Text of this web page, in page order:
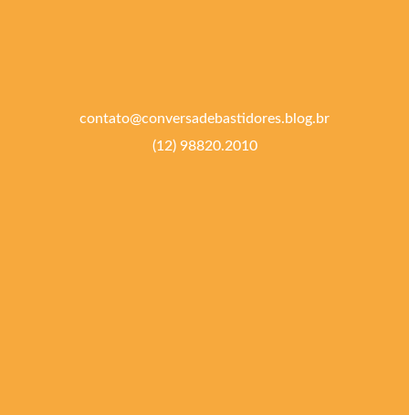
contato@conversadebastidores.blog.br
(12) 98820.2010